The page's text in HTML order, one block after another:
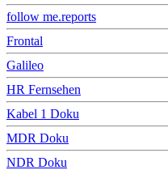
follow me.reports
Frontal
Galileo
HR Fernsehen
Kabel 1 Doku
MDR Doku
NDR Doku